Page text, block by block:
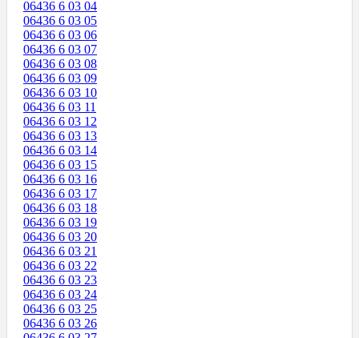
06436 6 03 04
06436 6 03 05
06436 6 03 06
06436 6 03 07
06436 6 03 08
06436 6 03 09
06436 6 03 10
06436 6 03 11
06436 6 03 12
06436 6 03 13
06436 6 03 14
06436 6 03 15
06436 6 03 16
06436 6 03 17
06436 6 03 18
06436 6 03 19
06436 6 03 20
06436 6 03 21
06436 6 03 22
06436 6 03 23
06436 6 03 24
06436 6 03 25
06436 6 03 26